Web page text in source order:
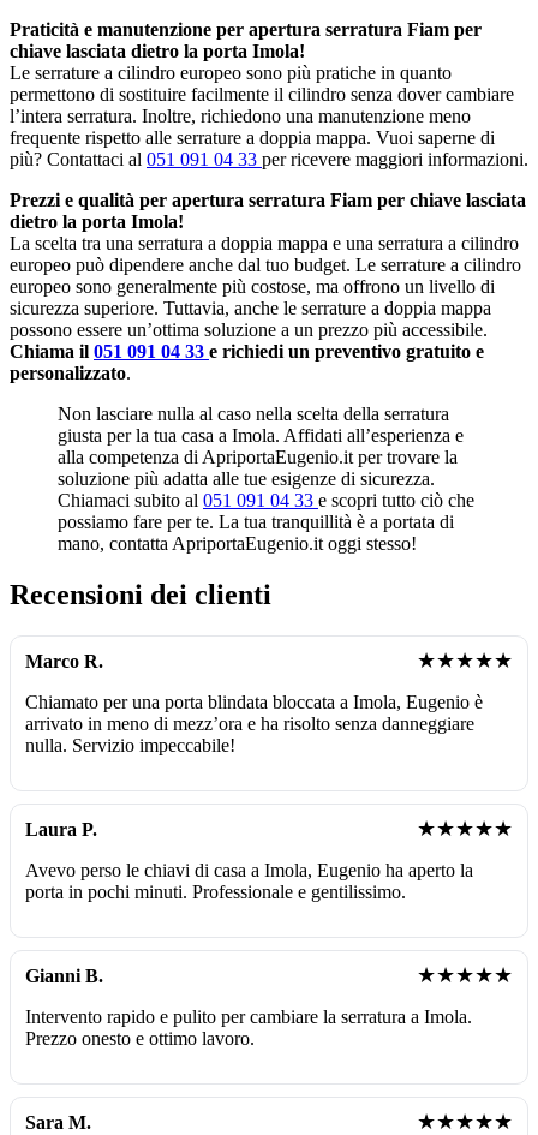
Praticità e manutenzione per apertura serratura Fiam per
chiave lasciata dietro la porta Imola!
Le serrature a cilindro europeo sono più pratiche in quanto
permettono di sostituire facilmente il cilindro senza dover cambiare
l’intera serratura. Inoltre, richiedono una manutenzione meno
frequente rispetto alle serrature a doppia mappa. Vuoi saperne di
più? Contattaci al 051 091 04 33 per ricevere maggiori informazioni.
Prezzi e qualità per apertura serratura Fiam per chiave lasciata
dietro la porta Imola!
La scelta tra una serratura a doppia mappa e una serratura a cilindro
europeo può dipendere anche dal tuo budget. Le serrature a cilindro
europeo sono generalmente più costose, ma offrono un livello di
sicurezza superiore. Tuttavia, anche le serrature a doppia mappa
possono essere un’ottima soluzione a un prezzo più accessibile.
Chiama il 051 091 04 33 e richiedi un preventivo gratuito e
personalizzato.
Non lasciare nulla al caso nella scelta della serratura
giusta per la tua casa a Imola. Affidati all’esperienza e
alla competenza di ApriportaEugenio.it per trovare la
soluzione più adatta alle tue esigenze di sicurezza.
Chiamaci subito al 051 091 04 33 e scopri tutto ciò che
possiamo fare per te. La tua tranquillità è a portata di
mano, contatta ApriportaEugenio.it oggi stesso!
Recensioni dei clienti
Marco R. ★★★★★
Chiamato per una porta blindata bloccata a Imola, Eugenio è
arrivato in meno di mezz’ora e ha risolto senza danneggiare
nulla. Servizio impeccabile!
Laura P. ★★★★★
Avevo perso le chiavi di casa a Imola, Eugenio ha aperto la
porta in pochi minuti. Professionale e gentilissimo.
Gianni B. ★★★★★
Intervento rapido e pulito per cambiare la serratura a Imola.
Prezzo onesto e ottimo lavoro.
Sara M. ★★★★★